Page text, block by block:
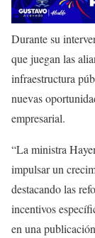
Durante su
que juegan las
infraestructura
nuevas
empresarial.
“La ministra
impulsar un
destacando las
incentivos
en una